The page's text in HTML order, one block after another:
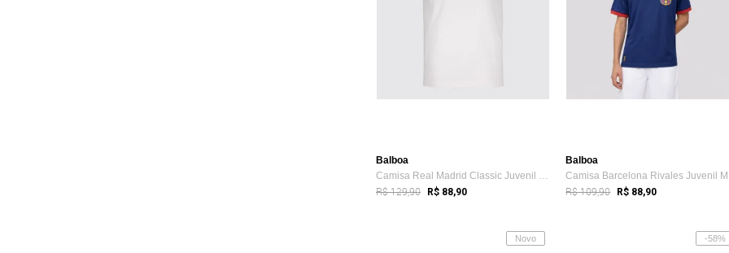
Balboa
Camisa Real Madrid Classic Juvenil Branca
R$ 129,90 R$ 88,90
Balboa
R$ 109,90 R$ 88,90
Novo -58%